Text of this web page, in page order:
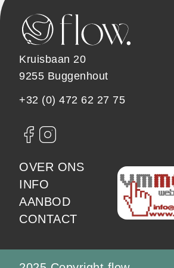
Kruisbaan 20
9255 Buggenhout
+32 (0) 472 62 27 75
FOOTER
MAIN
OVER ONS
INFO
AANBOD
CONTACT
SPONSOR
MEDIA
IMAGE